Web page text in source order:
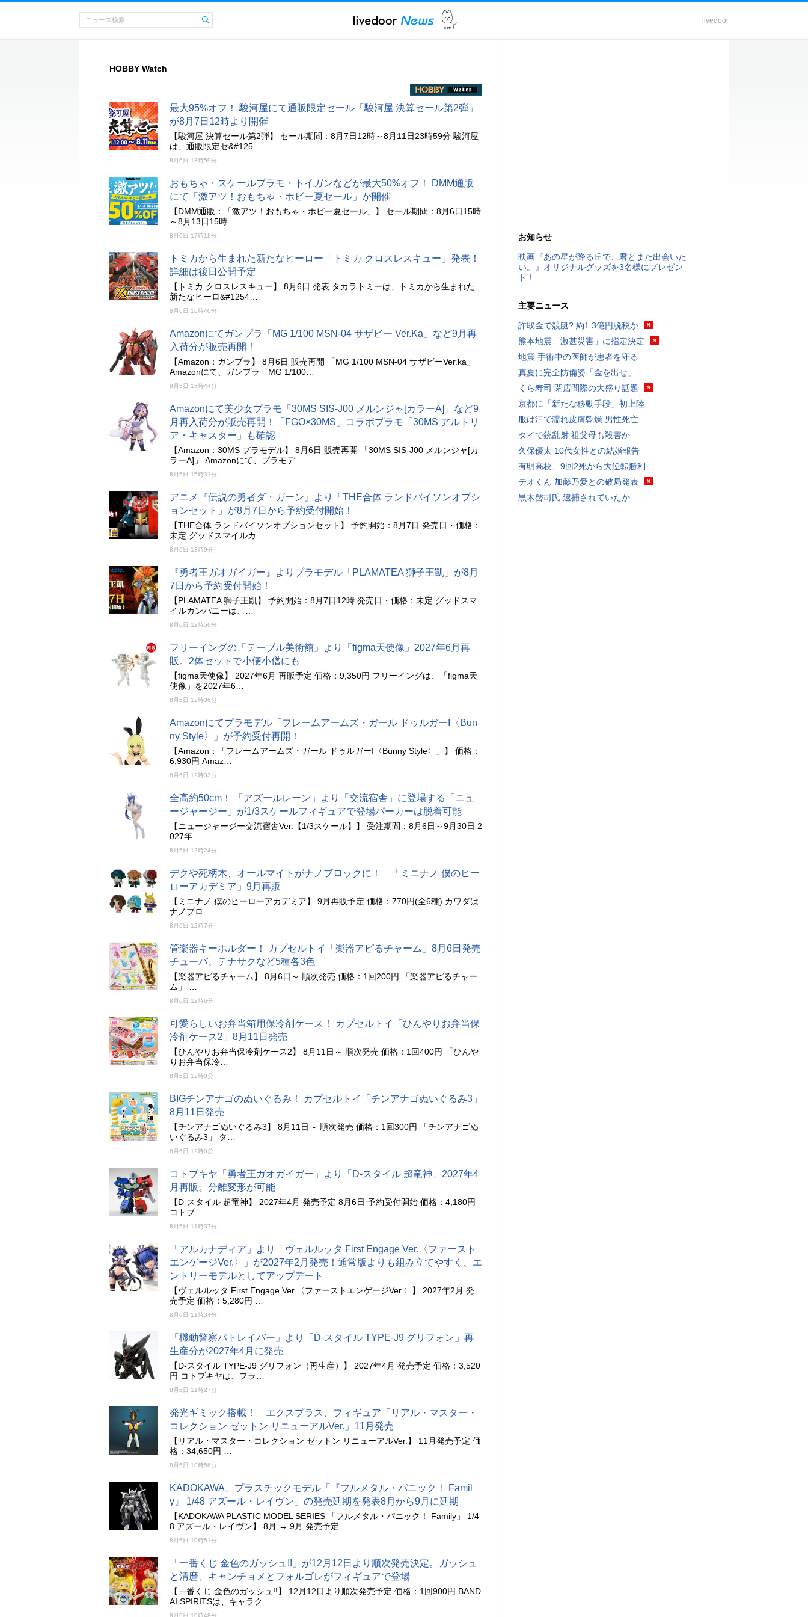
livedoor
HOBBY Watch
最大95%オフ！ 駿河屋にて通販限定セール「駿河屋 決算セール第2弾」
が8月7日12時より開催
【駿河屋 決算セール第2弾】 セール期間：8月7日12時～8月11日23時59分 駿河屋
は、通販限定セ&#125…
8月6日 18時59分
おもちゃ・スケールプラモ・トイガンなどが最大50%オフ！ DMM通販
にて「激アツ！おもちゃ・ホビー夏セール」が開催
【DMM通販：「激アツ！おもちゃ・ホビー夏セール」】 セール期間：8月6日15時
～8月13日15時 …
8月6日 17時18分
トミカから生まれた新たなヒーロー「トミカ クロスレスキュー」発表！
詳細は後日公開予定
【トミカ クロスレスキュー】 8月6日 発表 タカラトミーは、トミカから生まれた
新たなヒーロ&#1254…
8月6日 16時40分
Amazonにてガンプラ「MG 1/100 MSN-04 サザビー Ver.Ka」など9月再
入荷分が販売再開！
【Amazon：ガンプラ】 8月6日 販売再開 「MG 1/100 MSN-04 サザビーVer.ka」
Amazonにて、ガンプラ「MG 1/100…
8月6日 15時44分
Amazonにて美少女プラモ「30MS SIS-J00 メルンジャ[カラーA]」など9
月再入荷分が販売再開！「FGO×30MS」コラボプラモ「30MS アルトリ
ア・キャスター」も確認
【Amazon：30MS プラモデル】 8月6日 販売再開 「30MS SIS-J00 メルンジャ[カ
ラーA]」 Amazonにて、プラモデ…
8月6日 15時31分
アニメ『伝説の勇者ダ・ガーン』より「THE合体 ランドバイソンオプシ
ョンセット」が8月7日から予約受付開始！
【THE合体 ランドバイソンオプションセット】 予約開始：8月7日 発売日・価格：
未定 グッドスマイルカ…
8月6日 13時9分
『勇者王ガオガイガー』よりプラモデル「PLAMATEA 獅子王凱」が8月
7日から予約受付開始！
【PLAMATEA 獅子王凱】 予約開始：8月7日12時 発売日・価格：未定 グッドスマ
イルカンパニーは、…
8月6日 12時56分
フリーイングの「テーブル美術館」より「figma天使像」2027年6月再
販。2体セットで小便小僧にも
【figma天使像】 2027年6月 再販予定 価格：9,350円 フリーイングは、「figma天
使像」を2027年6…
8月6日 12時36分
Amazonにてプラモデル「フレームアームズ・ガール ドゥルガーI〈Bun
ny Style〉」が予約受付再開！
【Amazon：「フレームアームズ・ガール ドゥルガーI〈Bunny Style〉」】 価格：
6,930円 Amaz…
8月6日 12時33分
全高約50cm！ 「アズールレーン」より「交流宿舎」に登場する「ニュ
ージャージー」が1/3スケールフィギュアで登場パーカーは脱着可能
【ニュージャージー交流宿舎Ver.【1/3スケール】】 受注期間：8月6日～9月30日 2
027年…
8月6日 12時24分
デクや死柄木、オールマイトがナノブロックに！ 「ミニナノ 僕のヒー
ローアカデミア」9月再販
【ミニナノ 僕のヒーローアカデミア】 9月再販予定 価格：770円(全6種) カワダは
ナノブロ…
8月6日 12時7分
管楽器キーホルダー！ カプセルトイ「楽器アピるチャーム」8月6日発売
チューバ、テナサクなど5種各3色
【楽器アピるチャーム】 8月6日～ 順次発売 価格：1回200円 「楽器アピるチャー
ム」 …
8月6日 12時6分
可愛らしいお弁当箱用保冷剤ケース！ カプセルトイ「ひんやりお弁当保
冷剤ケース2」8月11日発売
【ひんやりお弁当保冷剤ケース2】 8月11日～ 順次発売 価格：1回400円 「ひんや
りお弁当保冷…
8月6日 12時0分
BIGチンアナゴのぬいぐるみ！ カプセルトイ「チンアナゴぬいぐるみ3」
8月11日発売
【チンアナゴぬいぐるみ3】 8月11日～ 順次発売 価格：1回300円 「チンアナゴぬ
いぐるみ3」 タ…
8月6日 12時0分
コトブキヤ「勇者王ガオガイガー」より「D-スタイル 超竜神」2027年4
月再販。分離変形が可能
【D-スタイル 超竜神】 2027年4月 発売予定 8月6日 予約受付開始 価格：4,180円
コトブ…
8月6日 11時37分
「アルカナディア」より「ヴェルルッタ First Engage Ver.〈ファースト
エンゲージVer.〉」が2027年2月発売！通常版よりも組み立てやすく、エ
ントリーモデルとしてアップデート
【ヴェルルッタ First Engage Ver.〈ファーストエンゲージVer.〉】 2027年2月 発
売予定 価格：5,280円 …
8月6日 11時34分
「機動警察パトレイバー」より「D-スタイル TYPE-J9 グリフォン」再
生産分が2027年4月に発売
【D-スタイル TYPE-J9 グリフォン（再生産）】 2027年4月 発売予定 価格：3,520
円 コトブキヤは、プラ…
8月6日 11時27分
発光ギミック搭載！ エクスプラス、フィギュア「リアル・マスター・
コレクション ゼットン リニューアルVer.」11月発売
【リアル・マスター・コレクション ゼットン リニューアルVer.】 11月発売予定 価
格：34,650円 …
8月6日 10時56分
KADOKAWA、プラスチックモデル「『フルメタル・パニック！ Famil
y』 1/48 アズール・レイヴン」の発売延期を発表8月から9月に延期
【KADOKAWA PLASTIC MODEL SERIES 「フルメタル・パニック！ Family」 1/4
8 アズール・レイヴン】 8月 → 9月 発売予定 …
8月6日 10時51分
「一番くじ 金色のガッシュ!!」が12月12日より順次発売決定。ガッシュ
と清麿、キャンチョメとフォルゴレがフィギュアで登場
【一番くじ 金色のガッシュ!!】 12月12日より順次発売予定 価格：1回900円 BAND
AI SPIRITSは、キャラク…
8月6日 10時48分
お知らせ
映画『あの星が降る丘で、君とまた出会いた
い。』オリジナルグッズを3名様にプレゼン
ト！
主要ニュース
詐取金で競艇? 約1.3億円脱税か
熊本地震「激甚災害」に指定決定
地震 手術中の医師が患者を守る
真夏に完全防備姿「金を出せ」
くら寿司 閉店間際の大盛り話題
京都に「新たな移動手段」初上陸
服は汗で濡れ皮膚乾燥 男性死亡
タイで銃乱射 祖父母も殺害か
久保優太 10代女性との結婚報告
有明高校、9回2死から大逆転勝利
テオくん 加藤乃愛との破局発表
黒木啓司氏 逮捕されていたか